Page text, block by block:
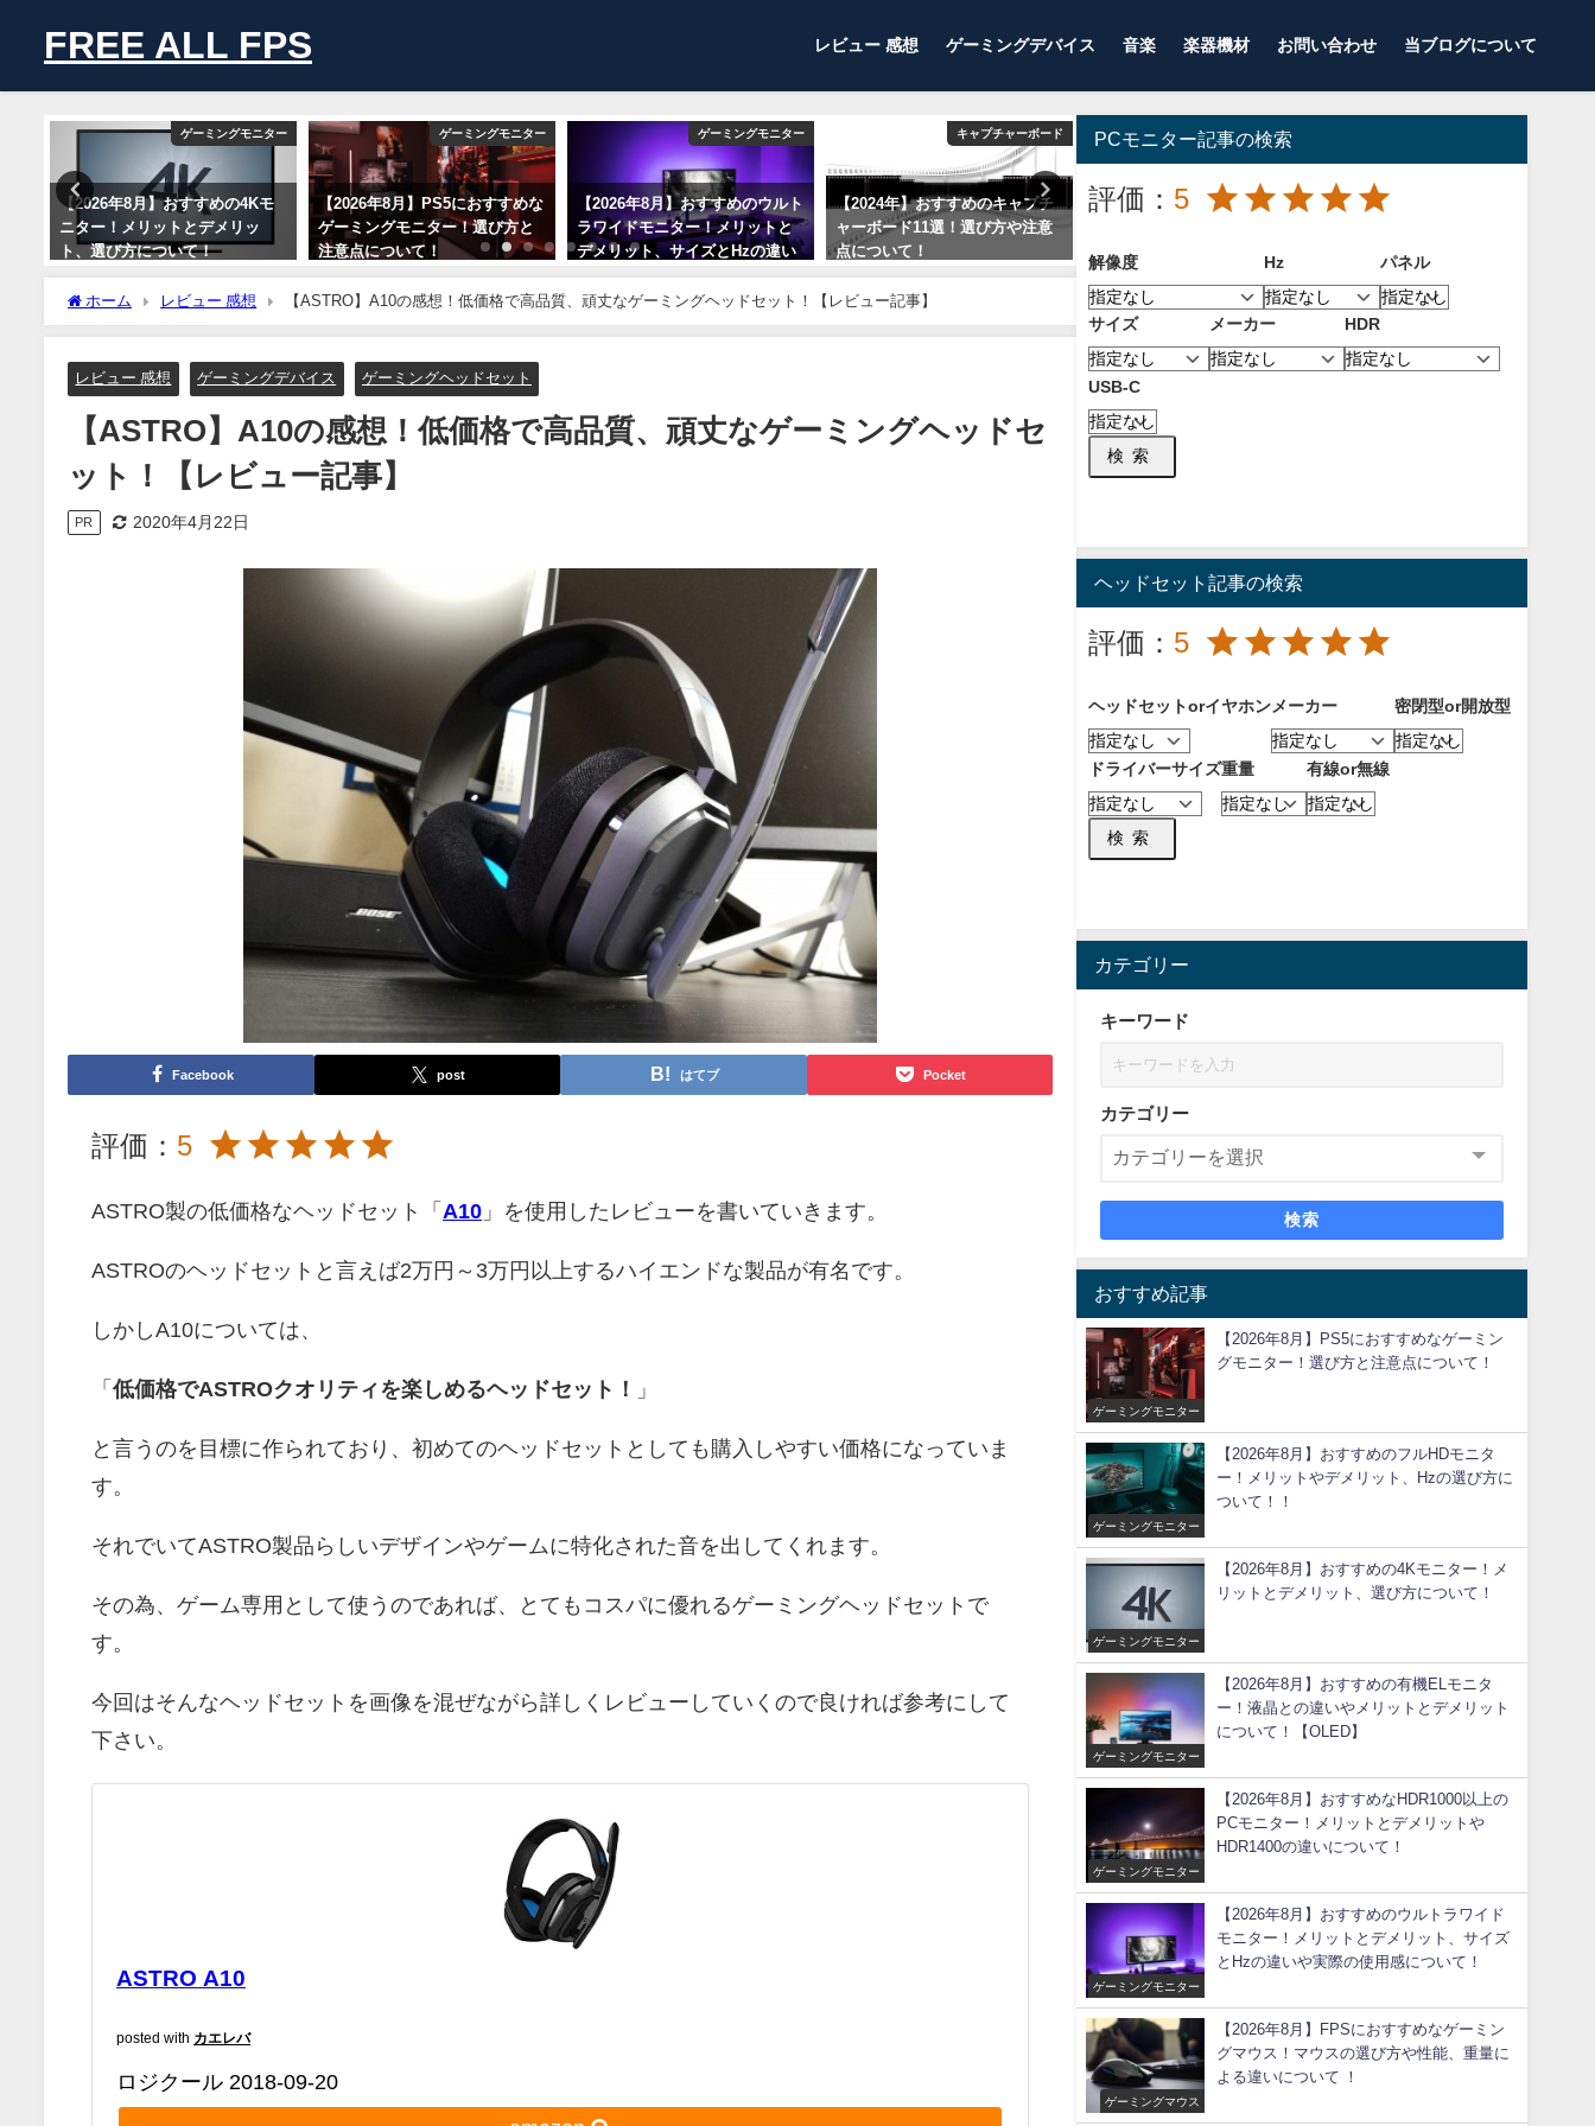
FREE ALL FPS レビュー 感想 ゲーミングデバイス 音楽 楽器機材 お問い合わせ 当ブログについて
ゲーミングモニター
【2026年8月】おすすめの4Kモ
ニター！メリットとデメリッ
ト、選び方について！
ゲーミングモニター
【2026年8月】PS5におすすめな
ゲーミングモニター！選び方と
注意点について！
ゲーミングモニター
【2026年8月】おすすめのウルト
ラワイドモニター！メリットと
デメリット、サイズとHzの違い
や実際の使用感について！
2026年8月6日
キャプチャーボード
【2024年】おすすめのキャプチ
ャーボード11選！選び方や注意
点について！
レビュー 感想
【ハンドウォーマー】手が寒い
るおすすめな便利グッズ！【PC
】
2019年8月7日
【2025年7月】FPS・バトロワ
グ！人気メーカーとモデルを紹
介！
2025年7月5日
ホーム レビュー 感想 【ASTRO】A10の感想！低価格で高品質、頑丈なゲーミングヘッドセット！【レビュー記事】
レビュー 感想 ゲーミングデバイス ゲーミングヘッドセット
【ASTRO】A10の感想！低価格で高品質、頑丈なゲーミングヘッドセ
ット！【レビュー記事】
PR 2020年4月22日
Facebook post はてブ Pocket
評価： 5
ASTRO製の低価格なヘッドセット「 A10 」 を使用したレビューを書いていきます。
ASTROのヘッドセットと言えば2万円～3万円以上するハイエンドな製品が有名です。
しかしA10については、
「 低価格でASTROクオリティを楽しめるヘッドセット！ 」
と言うのを目標に作られており、初めてのヘッドセットとしても購入しやすい価格になっていま
す。
それでいてASTRO製品らしいデザインやゲームに特化された音を出してくれます。
その為、ゲーム専用として使うのであれば、とてもコスパに優れるゲーミングヘッドセットで
す。
今回はそんなヘッドセットを画像を混ぜながら詳しくレビューしていくので良ければ参考にして
下さい。
ASTRO A10
posted with カエレバ
ロジクール 2018-09-20
PCモニター記事の検索
評価： 5
解像度 Hz パネル
サイズ メーカー HDR
USB-C
検索
ヘッドセット記事の検索
評価： 5
ヘッドセットorイヤホン メーカー 密閉型or開放型
ドライバーサイズ重量 有線or無線
検索
カテゴリー
キーワード
カテゴリー
検索
おすすめ記事
ゲーミングモニター
【2026年8月】PS5におすすめなゲーミン
グモニター！選び方と注意点について！
ゲーミングモニター
【2026年8月】おすすめのフルHDモニタ
ー！メリットやデメリット、Hzの選び方に
ついて！！
ゲーミングモニター
【2026年8月】おすすめの4Kモニター！メ
リットとデメリット、選び方について！
ゲーミングモニター
【2026年8月】おすすめの有機ELモニタ
ー！液晶との違いやメリットとデメリット
について！【OLED】
ゲーミングモニター
【2026年8月】おすすめなHDR1000以上の
PCモニター！メリットとデメリットや
HDR1400の違いについて！
ゲーミングモニター
【2026年8月】おすすめのウルトラワイド
モニター！メリットとデメリット、サイズ
とHzの違いや実際の使用感について！
ゲーミングマウス
【2026年8月】FPSにおすすめなゲーミン
グマウス！マウスの選び方や性能、重量に
よる違いについて ！